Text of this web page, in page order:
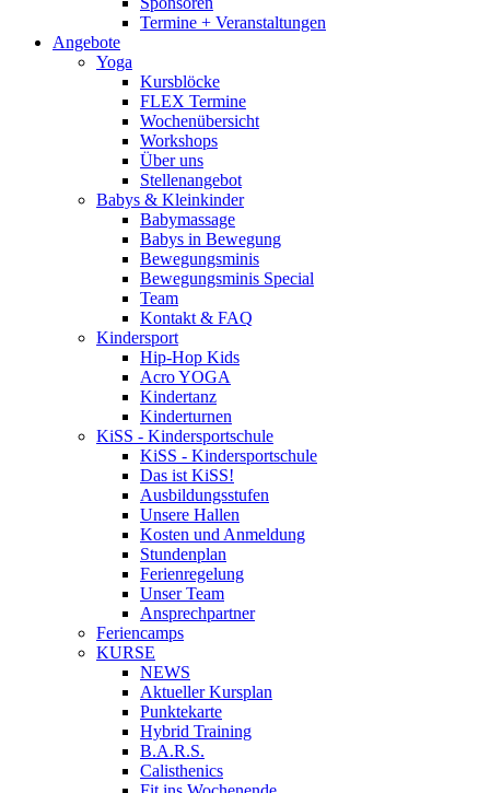
Termine + Veranstaltungen
Angebote
Yoga
Kursblöcke
FLEX Termine
Wochenübersicht
Workshops
Über uns
Stellenangebot
Babys & Kleinkinder
Babymassage
Babys in Bewegung
Bewegungsminis
Bewegungsminis Special
Team
Kontakt & FAQ
Kindersport
Hip-Hop Kids
Acro YOGA
Kindertanz
Kinderturnen
KiSS - Kindersportschule
KiSS - Kindersportschule
Das ist KiSS!
Ausbildungsstufen
Unsere Hallen
Kosten und Anmeldung
Stundenplan
Ferienregelung
Unser Team
Ansprechpartner
Feriencamps
KURSE
NEWS
Aktueller Kursplan
Punktekarte
Hybrid Training
B.A.R.S.
Calisthenics